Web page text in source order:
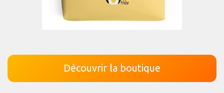
Découvrir la boutique